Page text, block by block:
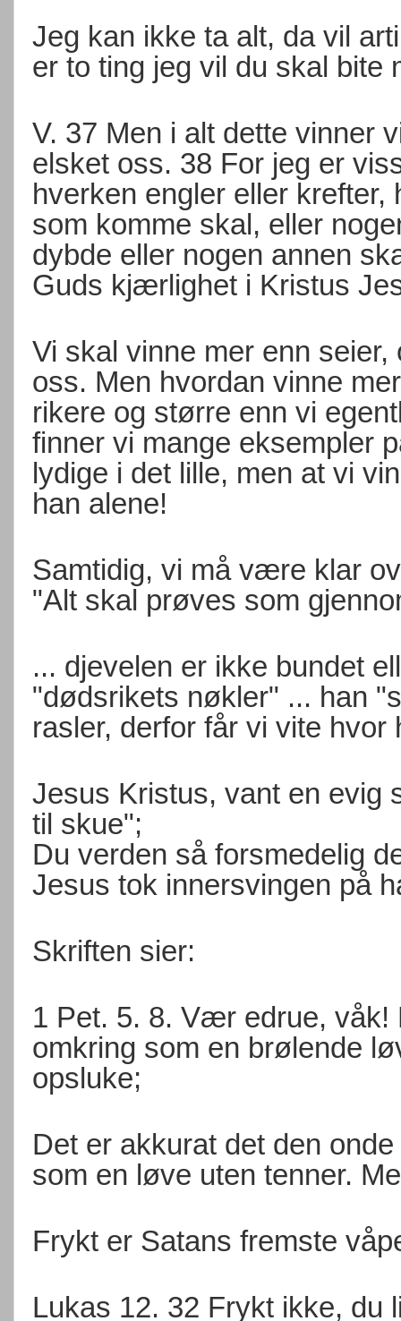
Jeg kan ikke ta alt, da vil
er to ting jeg vil du skal bite
V. 37 Men i alt dette vinner
elsket oss. 38 For jeg er
hverken engler eller
som komme skal, eller
dybde eller nogen annen
Guds kjærlighet i Kristus
Vi skal vinne mer enn
oss. Men hvordan vinne
rikere og større enn vi
finner vi mange eksempler
lydige i det lille, men at vi
han alene!
Samtidig, vi må være klar
"Alt skal prøves som
... djevelen er ikke bundet
"dødsrikets nøkler" ... han
rasler, derfor får vi vite
Jesus Kristus, vant en evig
til skue";
Du verden så forsmedelig
Jesus tok innersvingen på
Skriften sier:
1 Pet. 5. 8. Vær edrue, våk!
omkring som en brølende
opsluke;
Det er akkurat det den
som en løve uten tenner.
Frykt er Satans fremste
Lukas 12. 32 Frykt ikke, du